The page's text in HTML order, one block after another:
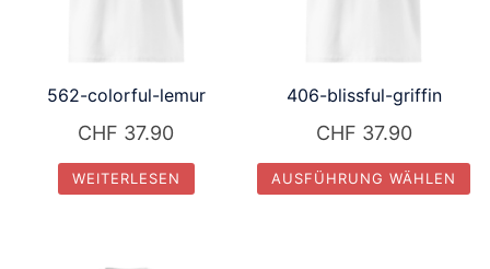
562-colorful-lemur
CHF 37.90
WEITERLESEN
406-blissful-griffin
CHF 37.90
AUSFÜHRUNG WÄHLEN